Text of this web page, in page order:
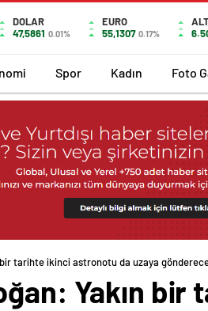
DOLAR
47,5861 0.01%
EURO
55,1307 0.17%
Spor Kadın Foto
bir tarihte ikinci astronotu da uzaya
Yakın